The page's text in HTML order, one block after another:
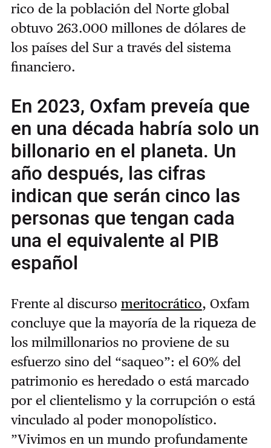
rico de la población del Norte global
obtuvo 263.000 millones de dólares de
los países del Sur a través del sistema
financiero.
En 2023, Oxfam preveía que
en una década habría solo un
billonario en el planeta. Un
año después, las cifras
indican que serán cinco las
personas que tengan cada
una el equivalente al PIB
español
Frente al discurso meritocrático, Oxfam
concluye que la mayoría de la riqueza de
los milmillonarios no proviene de su
esfuerzo sino del “saqueo”: el 60% del
patrimonio es heredado o está marcado
por el clientelismo y la corrupción o está
vinculado al poder monopolístico.
”Vivimos en un mundo profundamente